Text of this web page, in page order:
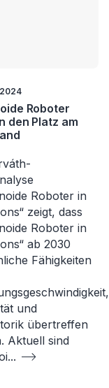
Roboter
den Platz am
Roboter in
zeigt, dass
Roboter in
ab 2030
Fähigkeiten
und
übertreffen
Aktuell sind
...